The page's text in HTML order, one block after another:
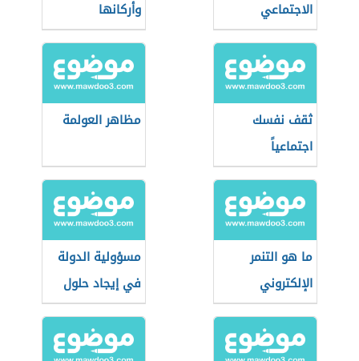
الاجتماعي وأركانها
ثقف نفسك
اجتماعياً
مظاهر العولمة
ما هو التنمر
الإلكتروني
مسؤولية الدولة
في إيجاد حلول
للمشاكل
الاجتماعية